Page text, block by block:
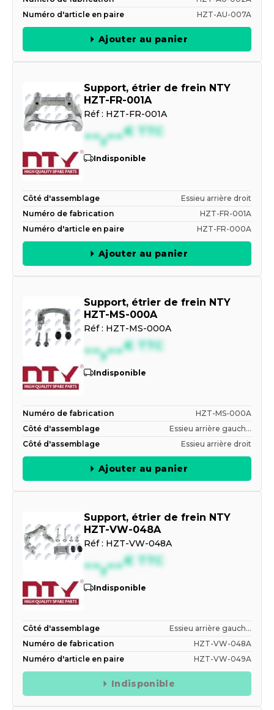
Numéro d'article en paire
HZT-AU-007A
Ajouter au panier
Support, étrier de frein NTY
HZT-FR-001A
Réf : HZT-FR-001A
--,--€ TTC
Indisponible
Côté d'assemblage
Essieu arrière droit
Numéro de fabrication
HZT-FR-001A
Numéro d'article en paire
HZT-FR-000A
Ajouter au panier
Support, étrier de frein NTY
HZT-MS-000A
Réf : HZT-MS-000A
--,--€ TTC
Indisponible
Numéro de fabrication
HZT-MS-000A
Côté d'assemblage
Essieu arrière gauch...
Côté d'assemblage
Essieu arrière droit
Ajouter au panier
Support, étrier de frein NTY
HZT-VW-048A
Réf : HZT-VW-048A
--,--€ TTC
Indisponible
Côté d'assemblage
Essieu arrière gauch...
Numéro de fabrication
HZT-VW-048A
Numéro d'article en paire
HZT-VW-049A
Indisponible